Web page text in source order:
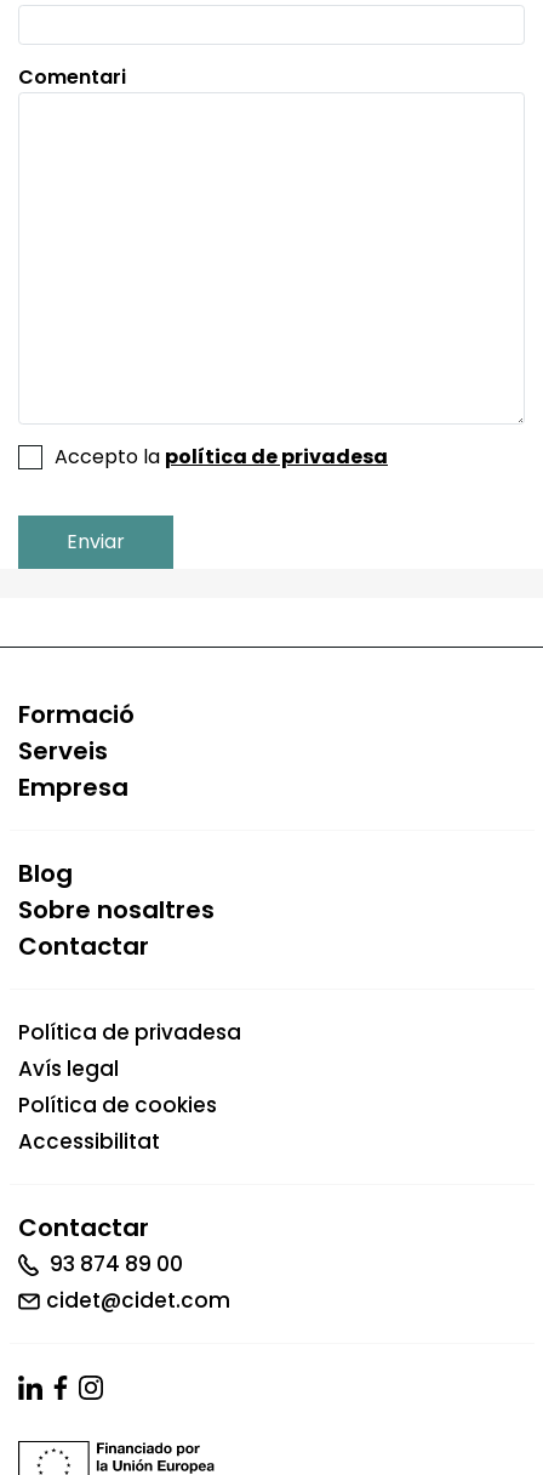
Comentari
Accepto la política de privadesa
Formació
Serveis
Empresa
Blog
Sobre nosaltres
Contactar
Política de privadesa
Avís legal
Política de cookies
Accessibilitat
Contactar
93 874 89 00
cidet@cidet.com